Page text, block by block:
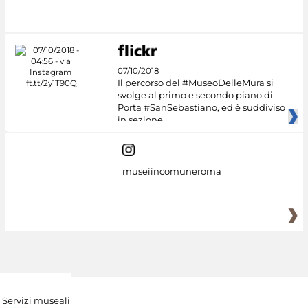
07/10/2018
Il percorso del #MuseoDelleMura si
svolge al primo e secondo piano di
Porta #SanSebastiano, ed è suddiviso
in sezione
museiincomuneroma
Servizi museali